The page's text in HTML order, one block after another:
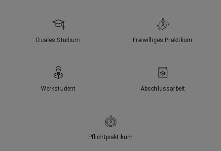
Duales Studium Freiwilliges Praktikum
Werkstudent Abschlussarbeit
Pflichtpraktikum